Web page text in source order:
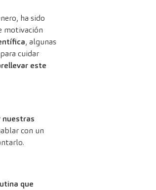
ha sido
motivación
, algunas
cuidar
este
nuestras
con un
que